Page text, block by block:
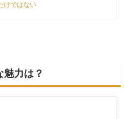
けではない
魅力は？